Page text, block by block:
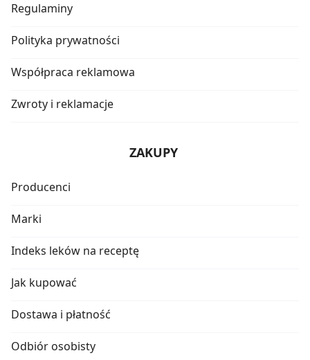
Regulaminy
Polityka prywatności
Współpraca reklamowa
Zwroty i reklamacje
ZAKUPY
Producenci
Marki
Indeks leków na receptę
Jak kupować
Dostawa i płatność
Odbiór osobisty